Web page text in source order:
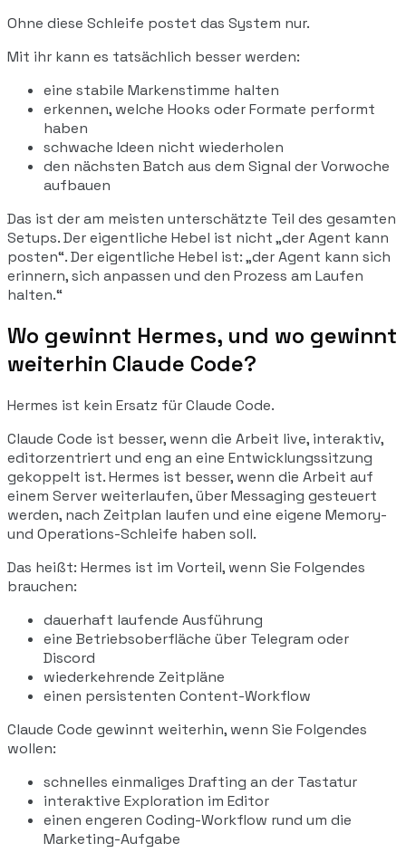
Ohne diese Schleife postet das System nur.
Mit ihr kann es tatsächlich besser werden:
eine stabile Markenstimme halten
erkennen, welche Hooks oder Formate performt
haben
schwache Ideen nicht wiederholen
den nächsten Batch aus dem Signal der Vorwoche
aufbauen
Das ist der am meisten unterschätzte Teil des gesamten
Setups. Der eigentliche Hebel ist nicht „der Agent kann
posten“. Der eigentliche Hebel ist: „der Agent kann sich
erinnern, sich anpassen und den Prozess am Laufen
halten.“
Wo gewinnt Hermes, und wo gewinnt
weiterhin Claude Code?
Hermes ist kein Ersatz für Claude Code.
Claude Code ist besser, wenn die Arbeit live, interaktiv,
editorzentriert und eng an eine Entwicklungssitzung
gekoppelt ist. Hermes ist besser, wenn die Arbeit auf
einem Server weiterlaufen, über Messaging gesteuert
werden, nach Zeitplan laufen und eine eigene Memory-
und Operations-Schleife haben soll.
Das heißt: Hermes ist im Vorteil, wenn Sie Folgendes
brauchen:
dauerhaft laufende Ausführung
eine Betriebsoberfläche über Telegram oder
Discord
wiederkehrende Zeitpläne
einen persistenten Content-Workflow
Claude Code gewinnt weiterhin, wenn Sie Folgendes
wollen:
schnelles einmaliges Drafting an der Tastatur
interaktive Exploration im Editor
einen engeren Coding-Workflow rund um die
Marketing-Aufgabe